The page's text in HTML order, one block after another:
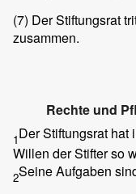
(7) Der Stiftungsrat
zusammen.
Rechte und
1Der Stiftungsrat hat
Willen der Stifter so
2Seine Aufgaben